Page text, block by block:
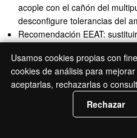
acople con el cañón del
desconfigure tolerancias del
Recomendación EEAT:
diferencia de resistencia es
de Seseña Nuevo.
Portales de comunidades:
📲
Usamos cookies propias con
cookies de análisis para
aceptarlas, rechazarlas o
Rechazar